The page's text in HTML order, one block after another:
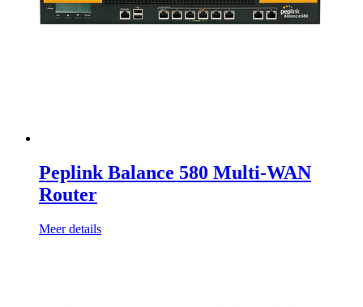
Peplink Balance 580 Multi-WAN
Router
Meer details